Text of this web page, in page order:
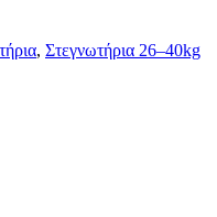
, Στεγνωτήρια 26–40kg